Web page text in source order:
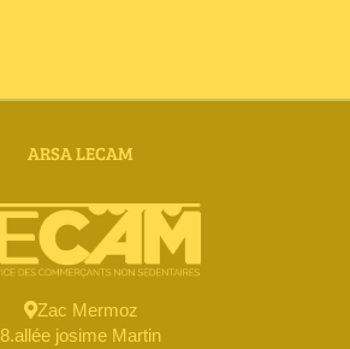
ARSA LECAM
Zac Mermoz
8.allée josime Martin